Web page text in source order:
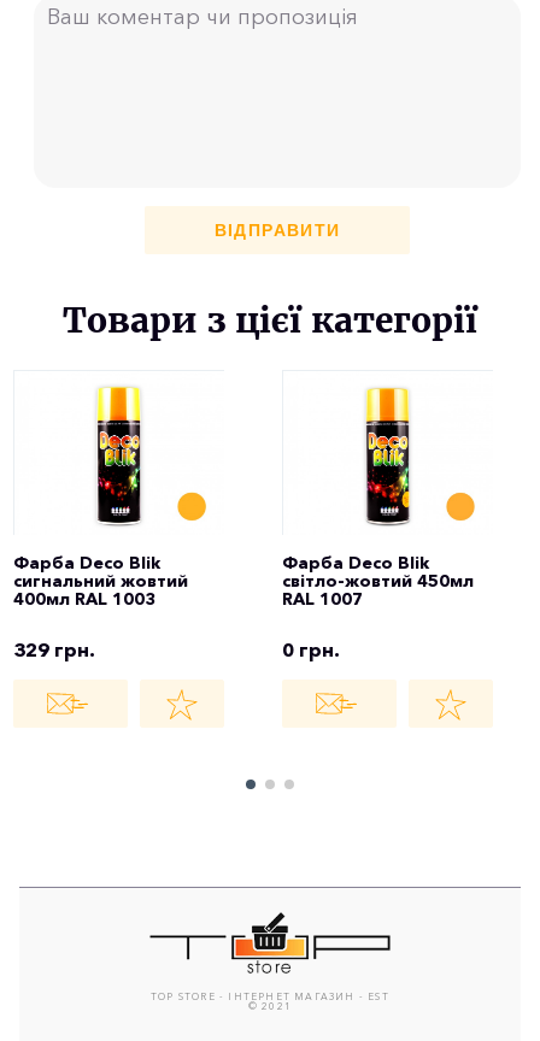
ВІДПРАВИТИ
Товари з цієї категорії
Фарба Deco Blik
сигнальний жовтий
400мл RAL 1003
329 грн.
Фарба Deco Blik
світло-жовтий 450мл
RAL 1007
0 грн.
TOP STORE - ІНТЕРНЕТ МАГАЗИН - EST
© 2021